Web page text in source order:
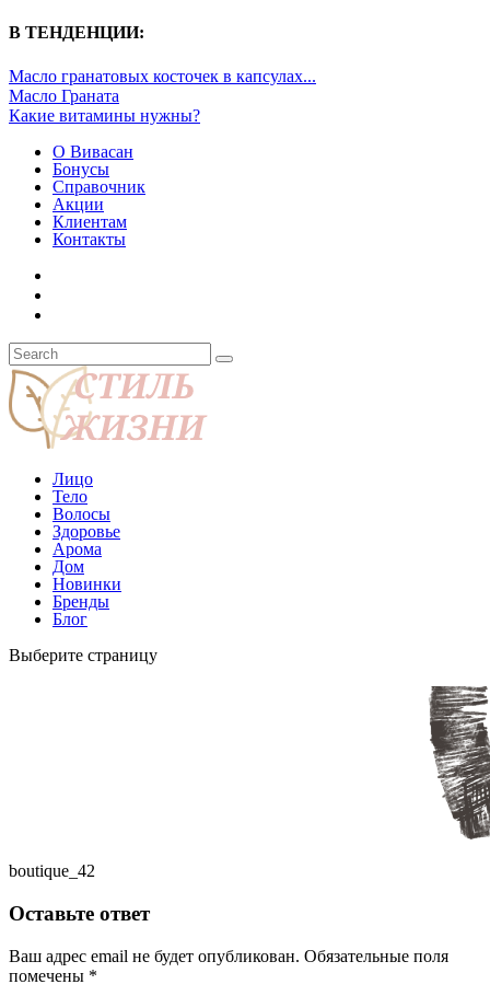
В ТЕНДЕНЦИИ:
Масло гранатовых косточек в капсулах...
Масло Граната
Какие витамины нужны?
О Вивасан
Бонусы
Справочник
Акции
Клиентам
Контакты
Лицо
Тело
Волосы
Здоровье
Арома
Дом
Новинки
Бренды
Блог
Выберите страницу
boutique_42
Оставьте ответ
Ваш адрес email не будет опубликован. Обязательные поля
помечены *